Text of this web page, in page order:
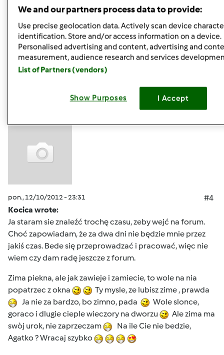
Buziaki dla wszystkich
Góra strony
Zalogujlub zarejestruj się aby dodawać
pon., 12/10/2012 - 23:31
#4
Kocica wrote:
Ja staram sie znaleźć trochę czasu, zeby wejć na forum.
Choć zapowiadam, że za dwa dni nie będzie mnie przez
jakiś czas. Bede się przeprowadzać i pracować, więc nie
wiem czy dam radę jeszcze z forum.
Zima piekna, ale jak zawieje i zamiecie, to wole na nia
popatrzec z okna
Ty mysle, ze lubisz zime , prawda
Ja nie za bardzo, bo zimno, pada
Wole slonce,
goraco i dlugie cieple wieczory na dworzu
Ale zima ma
swòj urok, nie zaprzeczam
Na ile Cie nie bedzie,
Agatko ? Wracaj szybko
We and our partners process data to provide:
Use precise geolocation data. Actively scan device
identification. Store and/or access information on a device.
Personalised advertising and content, advertising and
measurement, audience research and services
List of Partners (vendors)
Show Purposes I Accept